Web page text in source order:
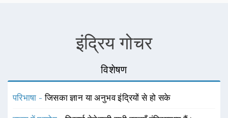
इंद्रिय गोचर
विशेषण
परिभाषा -जिसका ज्ञान या अनुभव इंद्रियों से हो सके